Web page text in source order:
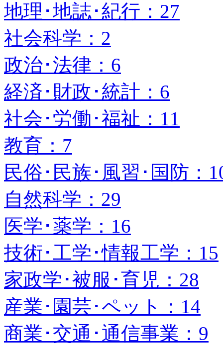
地理･地誌･紀行：27
社会科学：2
政治･法律：6
経済･財政･統計：6
社会･労働･福祉：11
教育：7
民俗･民族･風習･国防：
自然科学：29
医学･薬学：16
技術･工学･情報工学：15
家政学･被服･育児：28
産業･園芸･ペット：14
商業･交通･通信事業：9